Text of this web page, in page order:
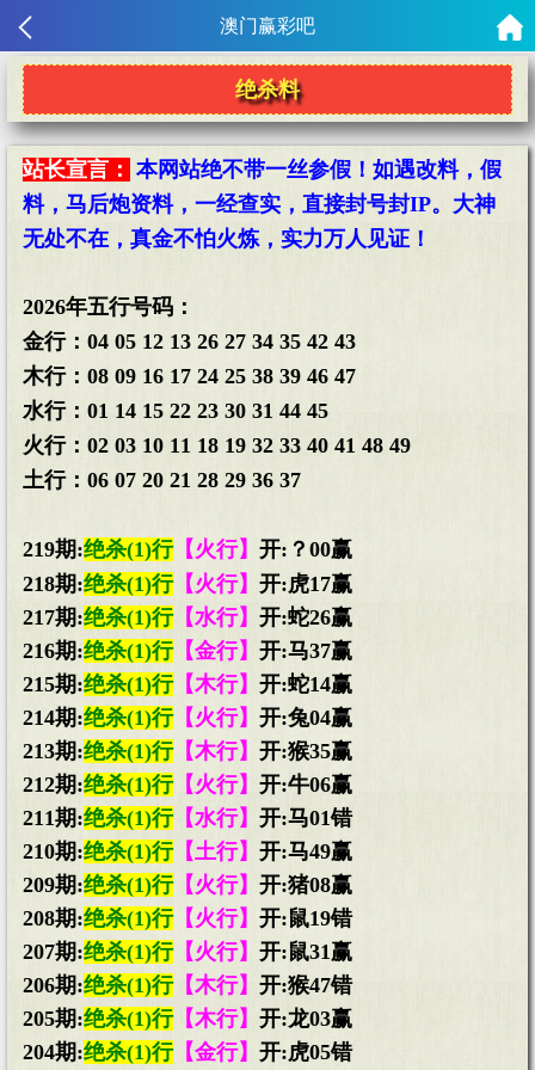
澳门赢彩吧
绝杀料
站长宣言：
本网站绝不带一丝参假！如遇改料，假
料，马后炮资料，一经查实，直接封号封IP。大神
无处不在，真金不怕火炼，实力万人见证！
2026年五行号码：
金行：04 05 12 13 26 27 34 35 42 43
木行：08 09 16 17 24 25 38 39 46 47
水行：01 14 15 22 23 30 31 44 45
火行：02 03 10 11 18 19 32 33 40 41 48 49
土行：06 07 20 21 28 29 36 37
219期:绝杀(1)行【火行】开:？00赢
218期:绝杀(1)行【火行】开:虎17赢
217期:绝杀(1)行【水行】开:蛇26赢
216期:绝杀(1)行【金行】开:马37赢
215期:绝杀(1)行【木行】开:蛇14赢
214期:绝杀(1)行【火行】开:兔04赢
213期:绝杀(1)行【木行】开:猴35赢
212期:绝杀(1)行【火行】开:牛06赢
211期:绝杀(1)行【水行】开:马01错
210期:绝杀(1)行【土行】开:马49赢
209期:绝杀(1)行【火行】开:猪08赢
208期:绝杀(1)行【火行】开:鼠19错
207期:绝杀(1)行【火行】开:鼠31赢
206期:绝杀(1)行【木行】开:猴47错
205期:绝杀(1)行【木行】开:龙03赢
204期:绝杀(1)行【金行】开:虎05错